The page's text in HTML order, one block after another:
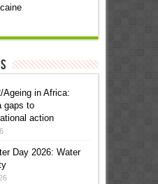
Ageing in Africa:
gaps to
action
Day 2026: Water